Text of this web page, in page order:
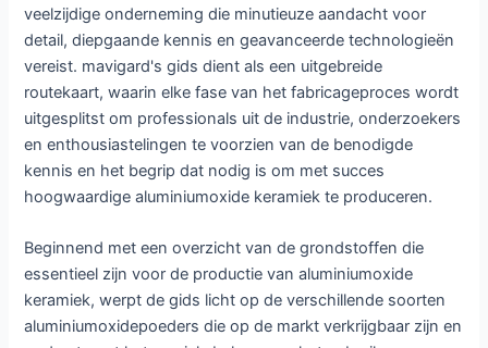
veelzijdige onderneming die minutieuze aandacht voor
detail, diepgaande kennis en geavanceerde technologieën
vereist. mavigard's gids dient als een uitgebreide
routekaart, waarin elke fase van het fabricageproces wordt
uitgesplitst om professionals uit de industrie, onderzoekers
en enthousiastelingen te voorzien van de benodigde
kennis en het begrip dat nodig is om met succes
hoogwaardige aluminiumoxide keramiek te produceren.
Beginnend met een overzicht van de grondstoffen die
essentieel zijn voor de productie van aluminiumoxide
keramiek, werpt de gids licht op de verschillende soorten
aluminiumoxidepoeders die op de markt verkrijgbaar zijn en